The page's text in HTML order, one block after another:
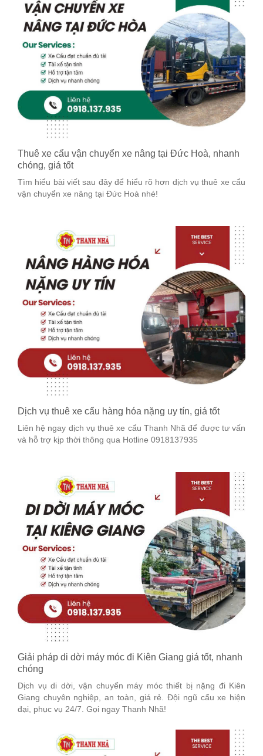
Thuê xe cẩu vận chuyển xe nâng tại Đức Hoà, nhanh
chóng, giá tốt
Tìm hiểu bài viết sau đây để hiểu rõ hơn dịch vụ thuê xe cẩu
vận chuyển xe nâng tại Đức Hoà nhé!
Dịch vụ thuê xe cẩu hàng hóa nặng uy tín, giá tốt
Liên hệ ngay dịch vụ thuê xe cẩu Thanh Nhã để được tư vấn
và hỗ trợ kịp thời thông qua Hotline 0918137935
Giải pháp di dời máy móc đi Kiên Giang giá tốt, nhanh
chóng
Dịch vụ di dời, vận chuyển máy móc thiết bị nặng đi Kiên
Giang chuyên nghiệp, an toàn, giá rẻ. Đội ngũ cẩu xe hiện
đại, phục vụ 24/7. Gọi ngay Thanh Nhã!